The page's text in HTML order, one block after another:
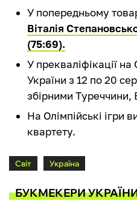
У попередньому
Віталія
(75:69).
У прекваліфікації
України з 12 по 20
збірними Туреччини,
На Олімпійські
квартету.
Світ Україна
БУКМЕКЕРИ